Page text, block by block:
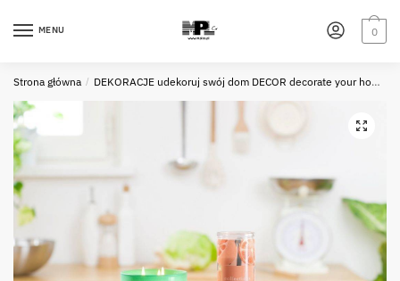
MENU 0
Strona główna / DEKORACJE udekoruj swój dom DECOR decorate your home